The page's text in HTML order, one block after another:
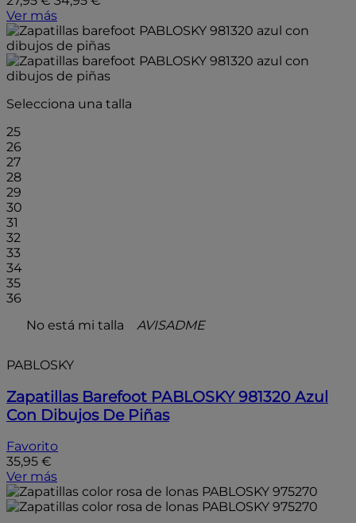
Ver más
Selecciona una talla
25
26
27
28
29
30
31
32
33
34
35
36
No está mi talla
AVISADME
PABLOSKY
Zapatillas Barefoot PABLOSKY 981320 Azul
Con Dibujos De Piñas
Favorito
35,95 €
Ver más